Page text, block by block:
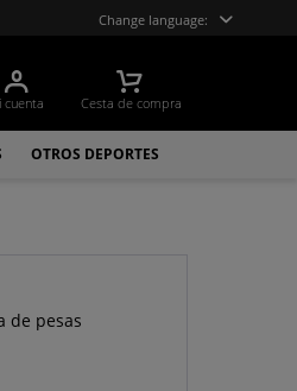
Change language:
cuenta Cesta de compra
OTROS DEPORTES
de pesas